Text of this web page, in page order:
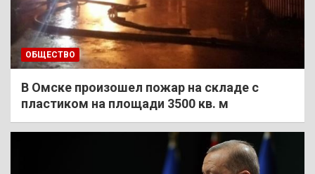
ОБЩЕСТВО
В Омске произошел пожар на складе с
пластиком на площади 3500 кв. м